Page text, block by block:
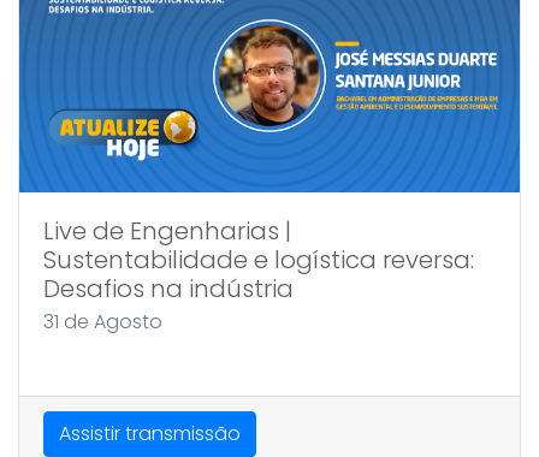
Live de Engenharias |
Sustentabilidade e logística reversa:
Desafios na indústria
31 de Agosto
Assistir transmissão